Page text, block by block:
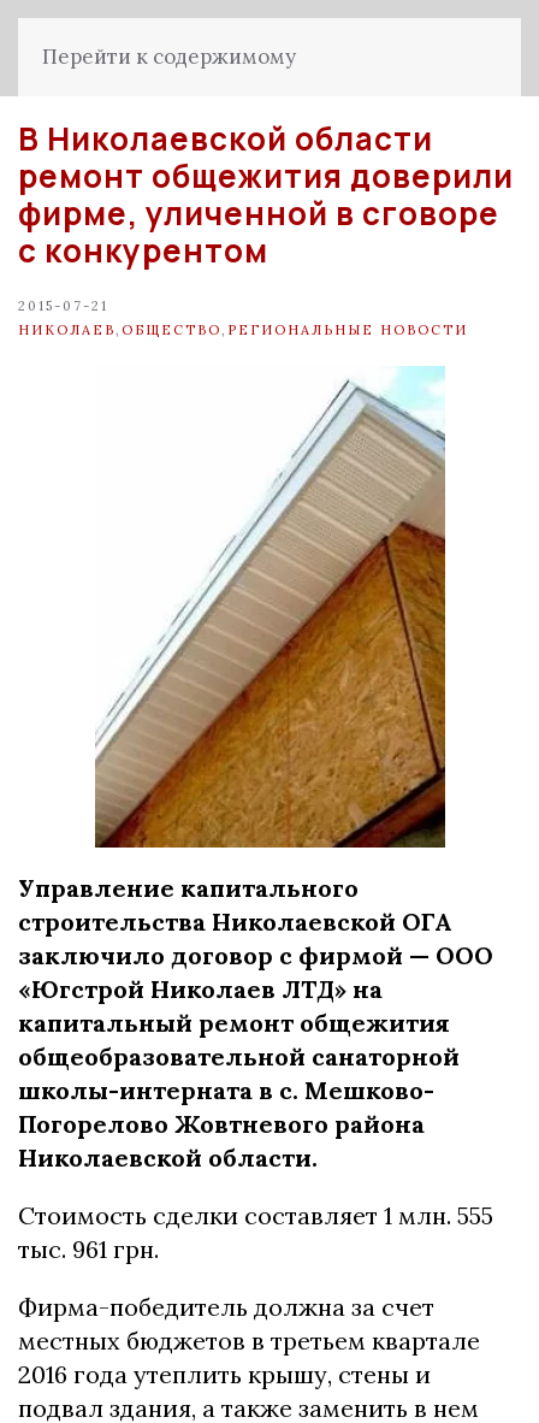
Перейти к содержимому
В Николаевской области
ремонт общежития доверили
фирме, уличенной в сговоре
с конкурентом
2015-07-21
НИКОЛАЕВ ОБЩЕСТВО РЕГИОНАЛЬНЫЕ НОВОСТИ
Управление капитального
строительства Николаевской ОГА
заключило договор с фирмой — ООО
«Югстрой Николаев ЛТД» на
капитальный ремонт общежития
общеобразовательной санаторной
школы-интерната в с. Мешково-
Погорелово Жовтневого района
Николаевской области.
Стоимость сделки составляет 1 млн. 555
тыс. 961 грн.
Фирма-победитель должна за счет
местных бюджетов в третьем квартале
2016 года утеплить крышу, стены и
подвал здания, а также заменить в нем